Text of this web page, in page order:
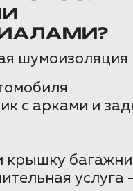
шумоизоляция
с арками и
крышку
услуга